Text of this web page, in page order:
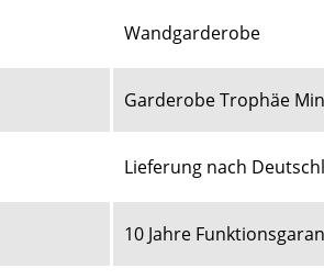
Wandgarderobe
Garderobe Trophäe
Lieferung nach
10 Jahre